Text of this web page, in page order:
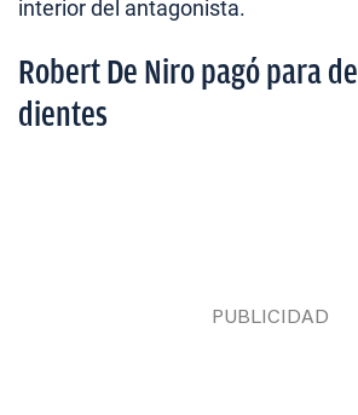
interior del antagonista.
Robert De Niro pagó para
dientes